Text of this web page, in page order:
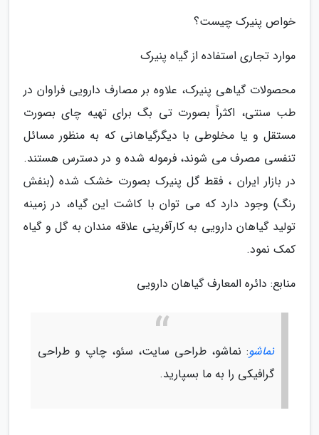
خواص پنیرک چیست؟
موارد تجاری استفاده از گیاه پنیرک
محصولات گیاهی پنیرک، علاوه بر مصارف دارویی فراوان در
طب سنتی، اکثراً بصورت تی بگ برای تهیه چای بصورت
مستقل و یا مخلوطی با دیگرگیاهانی که به منظور مسائل
تنفسی مصرف می شوند، فرموله شده و در دسترس هستند.
در بازار ایران ، فقط گل پنیرک بصورت خشک شده (بنفش
رنگ) وجود دارد که می توان با کاشت این گیاه، در زمینه
تولید گیاهان دارویی به کارآفرینی علاقه مندان به گل و گیاه
کمک نمود.
منابع: دائره المعارف گیاهان دارویی
نماشو: نماشو، طراحی سایت، سئو، چاپ و طراحی
گرافیکی را به ما بسپارید.